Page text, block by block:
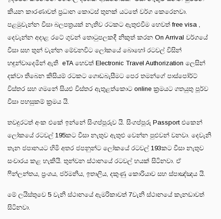
කියන කාරණාවත් ප්‍රධාන කොටස් තුනක් යටතේ වර්ග කෙරෙනවා.
පළමුවැන්න වීසා බලපත්‍රයක් නැතිව රටකට ඇතුළුවීම හෙවත් free visa ,
දෙවැන්න අදාළ රටේ ගුවන් තොටුපලකදී නිකුත් කරන On Arrival වර්ගයේ
වීසා සහ තුන් වැන්න මේවනවිට ලෝකයේ බොහෝ රටවල් විසින්
හඳුන්වාදෙමින් ඇති eTA හෙවත් Electronic Travel Authorization ලෙසින්
දක්වා තිබෙන කිසියම් රටකට ගොඩබැසීමට පෙර තමන්ගේ පාස්පෝර්ට්
විස්තර සහ ගමනේ සියළු විස්තර ඇතුළත්කොට online ක්‍රමයට ගතයුතු පූර්ව
වීසා පහසුකම් ක්‍රමය යි.
තවදුරටත් අංක එකේ ඉන්නේ සිංගප්පූරුව යි. සිංගප්පූරු Passport එකෙන්
ලෝකයේ රටවල් 195කට වීසා නැතුව ඇතුළු වෙන්න පුළුවන් වනවා. දෙවැනි
තැන ජපානයට හිමි අතර ජපනුන්ට ලෝකයේ රටවල් 193කට වීසා නැතුව
සංචාරය කළ හැකියි. තුන්වන ස්ථානයේ රටවල් හයක් සිටිනවා. ඒ
ෆින්ලන්තය, ප්‍රංශය, ජර්මනිය, ඉතාලිය, දකුණු කොරියාව සහ ස්පාඤ්ඤය යි.
මේ ලයිස්තුවෙ 5 වැනි ස්ථානයේ ඇමරිකාවත් 7වැනි ස්ථානයේ කැනඩාවත්
සිටිනවා.